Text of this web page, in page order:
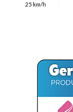
25 km/h